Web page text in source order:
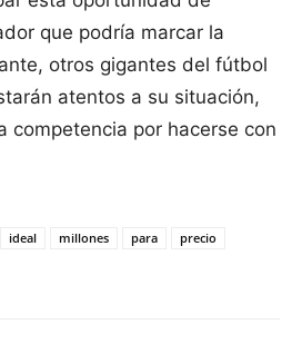
que podría marcar la
otros gigantes del fútbol
atentos a su situación,
competencia por hacerse con
ideal millones para
precio